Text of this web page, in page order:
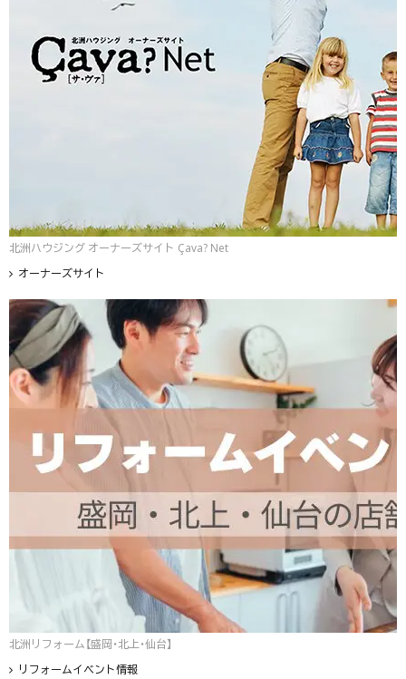
北洲ハウジング オーナーズサイト Çava? Net
オーナーズサイト
北洲リフォーム【盛岡・北上・仙台】
リフォームイベント情報